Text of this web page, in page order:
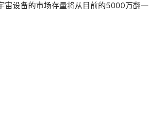
设备的市场存量将从目前的5000万翻一